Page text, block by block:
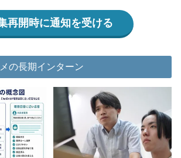
再開時に通知を受ける
の長期インターン